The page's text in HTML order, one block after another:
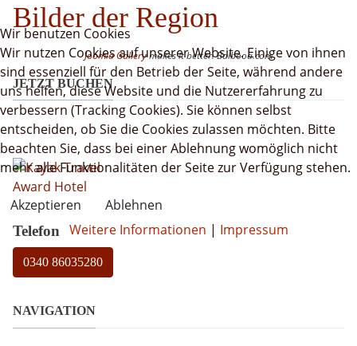
Bilder der Region
Joomla Gallerymakes it better. Balbooa.com
JETZT BUCHEN
Telefon
0340 86035280
NAVIGATION
Wir benutzen Cookies
Wir nutzen Cookies auf unserer Website. Einige von ihnen
sind essenziell für den Betrieb der Seite, während andere
uns helfen, diese Website und die Nutzererfahrung zu
verbessern (Tracking Cookies). Sie können selbst
entscheiden, ob Sie die Cookies zulassen möchten. Bitte
beachten Sie, dass bei einer Ablehnung womöglich nicht
mehr alle Funktionalitäten der Seite zur Verfügung stehen.
Akzeptieren
Ablehnen
Weitere Informationen | Impressum